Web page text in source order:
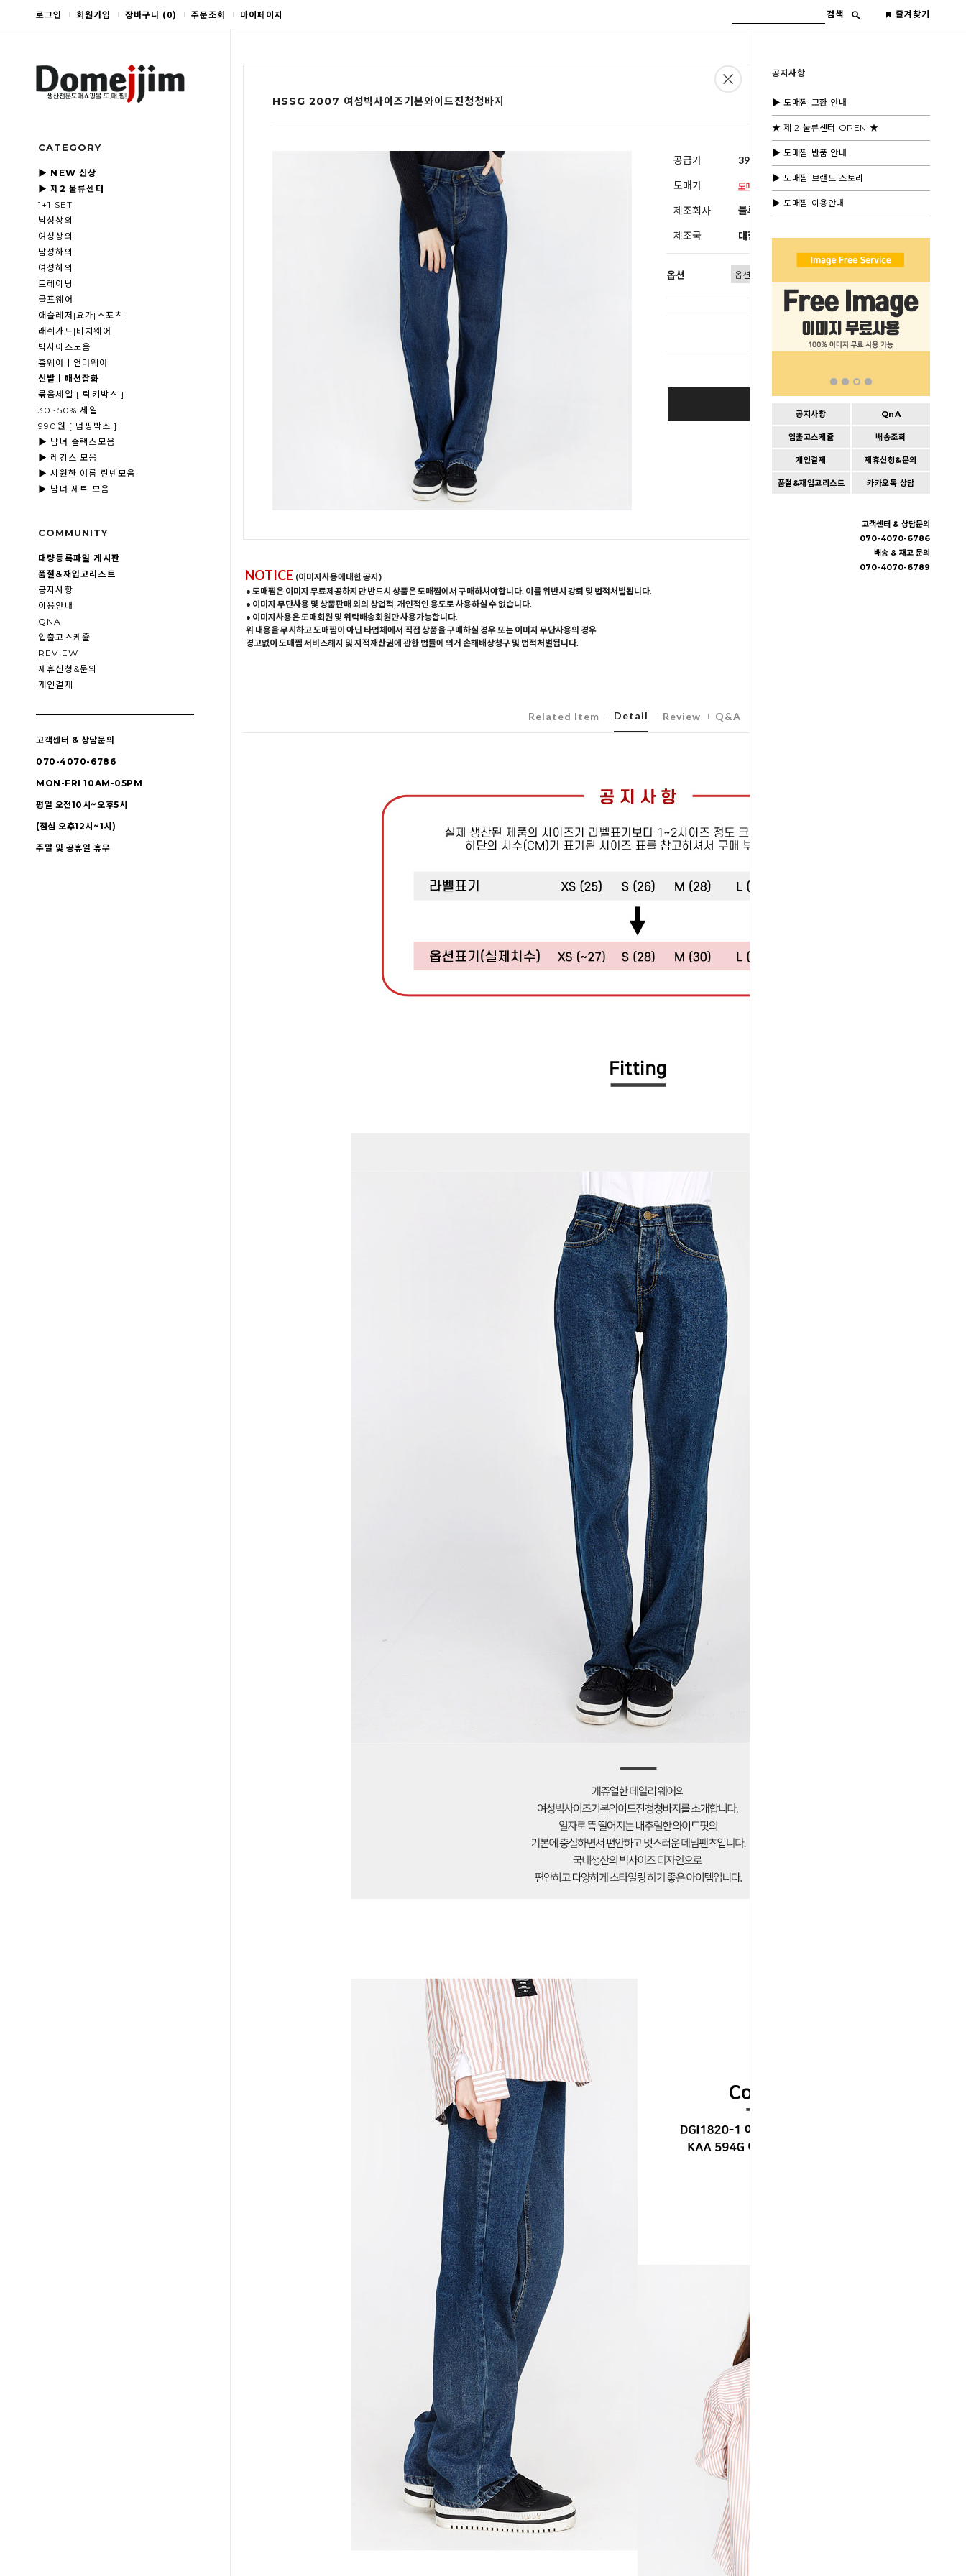
로그인 회원가입 장바구니 (0) 주문조회 마이페이지 검색 즐겨찾기
CATEGORY
▶ NEW 신상
▶ 제2 물류센터
1+1 SET
남성상의
여성상의
남성하의
여성하의
트레이닝
골프웨어
애슬레저|요가|스포츠
래쉬가드|비치웨어
빅사이즈모음
홈웨어ㅣ언더웨어
신발ㅣ패션잡화
묶음세일 [ 럭키박스 ]
30~50% 세일
990원 [ 덤핑박스 ]
▶ 남녀 슬랙스모음
▶ 레깅스 모음
▶ 시원한 여름 린넨모음
▶ 남녀 세트 모음
COMMUNITY
대량등록파일 게시판
품절&재입고리스트
공지사항
이용안내
QNA
입출고스케쥴
REVIEW
제휴신청&문의
개인결제
고객센터 & 상담문의
070-4070-6786
MON-FRI 10AM-05PM
평일 오전10시~오후5시
(점심 오후12시~1시)
주말 및 공휴일 휴무
공지사항
▶ 도매찜 교환 안내
★ 제 2 물류센터 OPEN ★
▶ 도매찜 반품 안내
▶ 도매찜 브랜드 스토리
▶ 도매찜 이용안내
공지사항 QnA
입출고스케쥴 배송조회
개인결제 제휴신청&문의
품절&재입고리스트 카카오톡 상담
고객센터 & 상담문의
070-4070-6786
배송 & 재고 문의
070-4070-6789
HSSG 2007 여성빅사이즈기본와이드진청청바지
공급가 39,600원(부가세별도)
도매가
제조회사 블루모드제휴사
제조국 대한민국
옵션
Cart | Wishlist
NOTICE (이미지사용에대한 공지)
• 도매찜은 이미지 무료제공하지만 반드시 상품은 도매찜에서 구매하셔야합니다. 이를 위반시 강퇴 및 법적처벌됩니다.
• 이미지 무단사용 및 상품판매 외의 상업적, 개인적인 용도로 사용하실 수 없습니다.
• 이미지사용은 도매회원 및 위탁배송회원만 사용가능합니다.
위 내용을 무시하고 도매찜이 아닌 타업체에서 직접 상품을 구매하실 경우 또는 이미지 무단사용의 경우
경고없이 도매찜 서비스해지 및 지적재산권에 관한 법률에 의거 손해배상청구 및 법적처벌됩니다.
Related Item Detail Review Q&A